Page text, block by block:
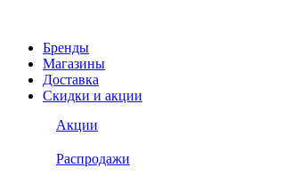
Бренды
Магазины
Доставка
Скидки и акции
Акции
Распродажи